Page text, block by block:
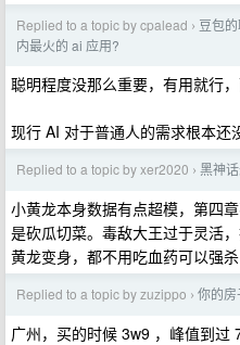
Replied to a topic by cpalead › 豆包
内最火的 ai 应用?
聪明程度没那么重要，有用就行
现行 AI 对于普通人的需求根本还
Replied to a topic by xer2020 › 黑神
小黄龙本身数据有点超模，第四
是砍瓜切菜。毒敌大王过于灵活
黄龙变身，都不用吃血药可以强杀
Replied to a topic by zuzippo › 你的房
广州，买的时候 3w9 ，峰值到过